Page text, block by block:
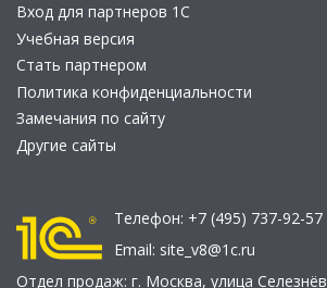
Вход для партнеров 1С
Учебная версия
Стать партнером
Политика конфиденциальности
Замечания по сайту
Другие сайты
Телефон: +7 (495) 737-92-57
Email: site_v8@1c.ru
Отдел продаж: г. Москва, улица